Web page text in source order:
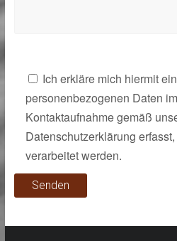
Ich erkläre mich hiermit
personenbezogenen Daten
Kontaktaufnahme gemäß
Datenschutzerklärung
verarbeitet werden.